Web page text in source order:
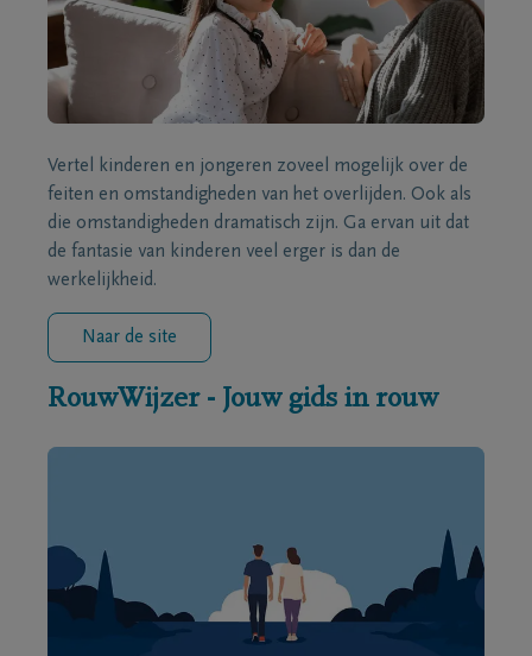
Vertel kinderen en jongeren zoveel mogelijk over de
feiten en omstandigheden van het overlijden. Ook als
die omstandigheden dramatisch zijn. Ga ervan uit dat
de fantasie van kinderen veel erger is dan de
werkelijkheid.
Naar de site
RouwWijzer - Jouw gids in rouw